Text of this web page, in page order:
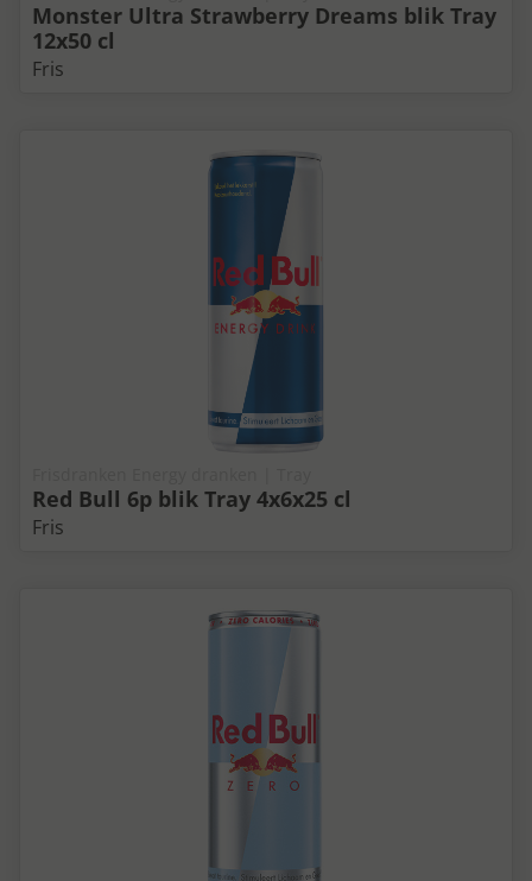
Monster Ultra Strawberry Dreams blik Tray
12x50 cl
Fris
Red Bull 6p blik Tray 4x6x25 cl
Fris